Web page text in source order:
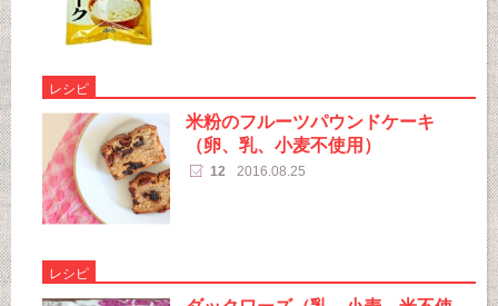
レシピ
米粉のフルーツパウンドケーキ
（卵、乳、小麦不使用）
12 2016.08.25
レシピ